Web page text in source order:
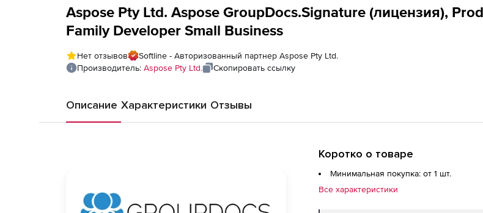
Aspose Pty Ltd. Aspose GroupDocs.Signature (лицензия),
Family Developer Small Business
Нет отзывов
Softline - Авторизованный партнер Aspose Pty Ltd.
Производитель: Aspose Pty Ltd. Скопировать ссылку
Описание Характеристики Отзывы
Коротко о товаре
Минимальная покупка: от 1 шт.
Все характеристики